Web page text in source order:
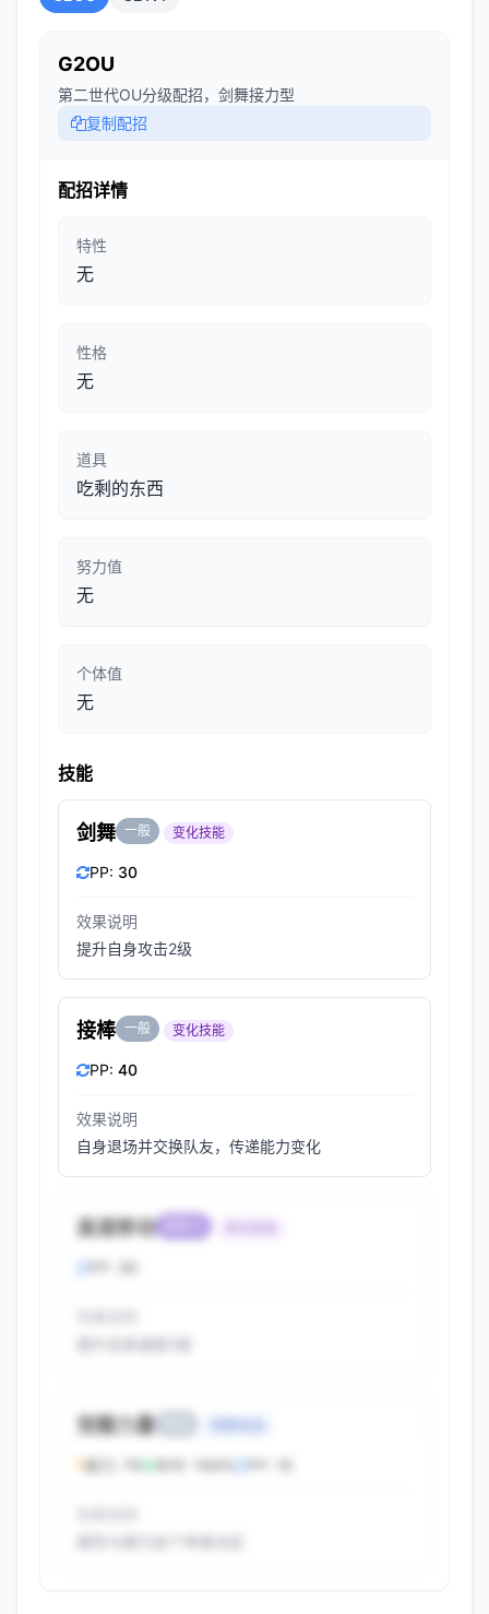
G2OU
第二世代OU分级配招，剑舞接力型
复制配招
配招详情
特性
无
性格
无
道具
吃剩的东西
努力值
无
个体值
无
技能
剑舞 一般 变化技能
PP: 30
效果说明
提升自身攻击2级
接棒 一般 变化技能
PP: 40
效果说明
自身退场并交换队友，传递能力变化
高速移动
觉醒力量
威力: 70 命中: